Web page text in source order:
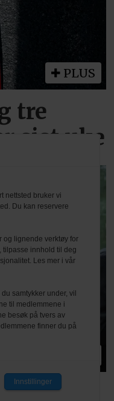
PLUS
tre
sist uke
nettsted bruker vi
Du kan reservere
og lignende verktøy for
tilpasse innhold til deg
Les mer i vår
samtykker under, vil
til medlemmene i
besøk på tvers av
finner du på
Innstillinger